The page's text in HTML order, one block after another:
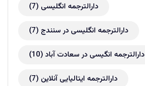
دارالترجمه انگلیسی (7)
دارالترجمه انگلیسی در سنندج (7)
دارالترجمه انگیسی در سعادت آباد (10)
دارالترجمه ایتالیایی آنلاین (7)